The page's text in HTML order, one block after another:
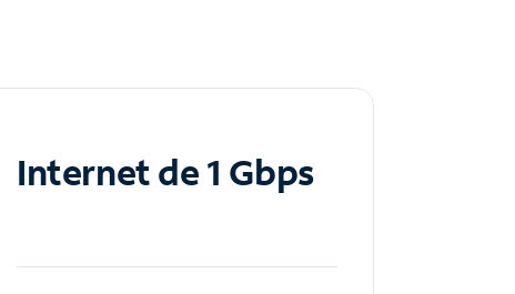
Internet de 1 Gbps